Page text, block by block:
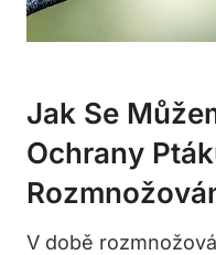
Jak Se
Ochrany
V době